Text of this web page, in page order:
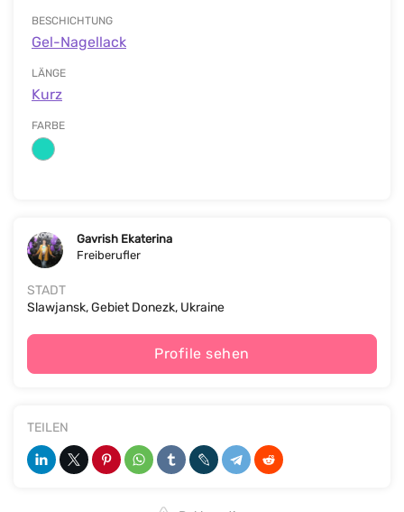
BESCHICHTUNG
Gel-Nagellack
LÄNGE
Kurz
FARBE
Gavrish Ekaterina
Freiberufler
STADT
Slawjansk, Gebiet Donezk, Ukraine
Profile sehen
TEILEN